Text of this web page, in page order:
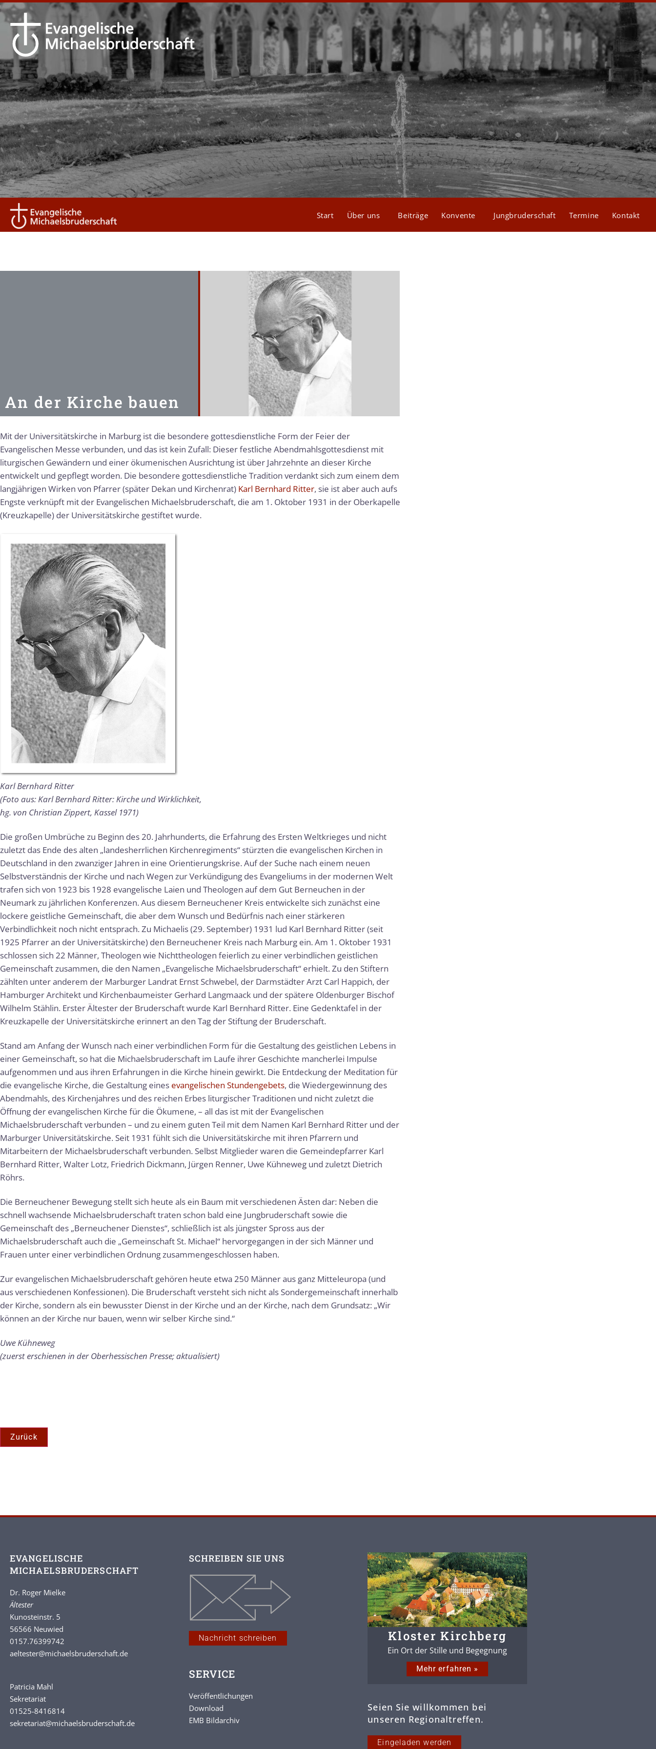
Start Über uns Beiträge Konvente Jungbruderschaft Termine Kontakt
An der Kirche bauen
Mit der Universitätskirche in Marburg ist die besondere gottesdienstliche Form der Feier der
Evangelischen Messe verbunden, und das ist kein Zufall: Dieser festliche Abendmahlsgottesdienst mit
liturgischen Gewändern und einer ökumenischen Ausrichtung ist über Jahrzehnte an dieser Kirche
entwickelt und gepflegt worden. Die besondere gottesdienstliche Tradition verdankt sich zum einem dem
langjährigen Wirken von Pfarrer (später Dekan und Kirchenrat) Karl Bernhard Ritter, sie ist aber auch aufs
Engste verknüpft mit der Evangelischen Michaelsbruderschaft, die am 1. Oktober 1931 in der Oberkapelle
(Kreuzkapelle) der Universitätskirche gestiftet wurde.
Karl Bernhard Ritter
(Foto aus: Karl Bernhard Ritter: Kirche und Wirklichkeit,
hg. von Christian Zippert, Kassel 1971)
Die großen Umbrüche zu Beginn des 20. Jahrhunderts, die Erfahrung des Ersten Weltkrieges und nicht
zuletzt das Ende des alten „landesherrlichen Kirchenregiments“ stürzten die evangelischen Kirchen in
Deutschland in den zwanziger Jahren in eine Orientierungskrise. Auf der Suche nach einem neuen
Selbstverständnis der Kirche und nach Wegen zur Verkündigung des Evangeliums in der modernen Welt
trafen sich von 1923 bis 1928 evangelische Laien und Theologen auf dem Gut Berneuchen in der
Neumark zu jährlichen Konferenzen. Aus diesem Berneuchener Kreis entwickelte sich zunächst eine
lockere geistliche Gemeinschaft, die aber dem Wunsch und Bedürfnis nach einer stärkeren
Verbindlichkeit noch nicht entsprach. Zu Michaelis (29. September) 1931 lud Karl Bernhard Ritter (seit
1925 Pfarrer an der Universitätskirche) den Berneuchener Kreis nach Marburg ein. Am 1. Oktober 1931
schlossen sich 22 Männer, Theologen wie Nichttheologen feierlich zu einer verbindlichen geistlichen
Gemeinschaft zusammen, die den Namen „Evangelische Michaelsbruderschaft“ erhielt. Zu den Stiftern
zählten unter anderem der Marburger Landrat Ernst Schwebel, der Darmstädter Arzt Carl Happich, der
Hamburger Architekt und Kirchenbaumeister Gerhard Langmaack und der spätere Oldenburger Bischof
Wilhelm Stählin. Erster Ältester der Bruderschaft wurde Karl Bernhard Ritter. Eine Gedenktafel in der
Kreuzkapelle der Universitätskirche erinnert an den Tag der Stiftung der Bruderschaft.
Stand am Anfang der Wunsch nach einer verbindlichen Form für die Gestaltung des geistlichen Lebens in
einer Gemeinschaft, so hat die Michaelsbruderschaft im Laufe ihrer Geschichte mancherlei Impulse
aufgenommen und aus ihren Erfahrungen in die Kirche hinein gewirkt. Die Entdeckung der Meditation für
die evangelische Kirche, die Gestaltung eines evangelischen Stundengebets, die Wiedergewinnung des
Abendmahls, des Kirchenjahres und des reichen Erbes liturgischer Traditionen und nicht zuletzt die
Öffnung der evangelischen Kirche für die Ökumene, – all das ist mit der Evangelischen
Michaelsbruderschaft verbunden – und zu einem guten Teil mit dem Namen Karl Bernhard Ritter und der
Marburger Universitätskirche. Seit 1931 fühlt sich die Universitätskirche mit ihren Pfarrern und
Mitarbeitern der Michaelsbruderschaft verbunden. Selbst Mitglieder waren die Gemeindepfarrer Karl
Bernhard Ritter, Walter Lotz, Friedrich Dickmann, Jürgen Renner, Uwe Kühneweg und zuletzt Dietrich
Röhrs.
Die Berneuchener Bewegung stellt sich heute als ein Baum mit verschiedenen Ästen dar: Neben die
schnell wachsende Michaelsbruderschaft traten schon bald eine Jungbruderschaft sowie die
Gemeinschaft des „Berneuchener Dienstes“, schließlich ist als jüngster Spross aus der
Michaelsbruderschaft auch die „Gemeinschaft St. Michael“ hervorgegangen in der sich Männer und
Frauen unter einer verbindlichen Ordnung zusammengeschlossen haben.
Zur evangelischen Michaelsbruderschaft gehören heute etwa 250 Männer aus ganz Mitteleuropa (und
aus verschiedenen Konfessionen). Die Bruderschaft versteht sich nicht als Sondergemeinschaft innerhalb
der Kirche, sondern als ein bewusster Dienst in der Kirche und an der Kirche, nach dem Grundsatz: „Wir
können an der Kirche nur bauen, wenn wir selber Kirche sind.“
Uwe Kühneweg
(zuerst erschienen in der Oberhessischen Presse; aktualisiert)
EVANGELISCHE
MICHAELSBRUDERSCHAFT
Dr. Roger Mielke
Ältester
Kunosteinstr. 5
56566 Neuwied
0157.76399742
aeltester@michaelsbruderschaft.de
Patricia Mahl
Sekretariat
01525-8416814
sekretariat@michaelsbruderschaft.de
SCHREIBEN SIE UNS
Nachricht schreiben
SERVICE
Veröffentlichungen
Download
EMB Bildarchiv
Kloster Kirchberg
Ein Ort der Stille und Begegnung
Mehr erfahren »
Seien Sie willkommen bei
unseren Regionaltreffen.
Eingeladen werden